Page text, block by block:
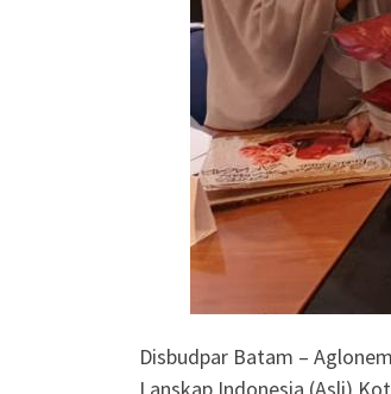
Disbudpar Batam –